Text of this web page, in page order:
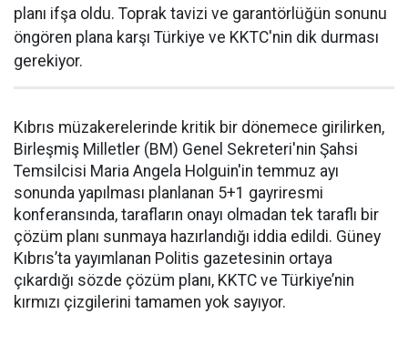
planı ifşa oldu. Toprak tavizi ve garantörlüğün sonunu
öngören plana karşı Türkiye ve KKTC'nin dik durması
gerekiyor.
Kıbrıs müzakerelerinde kritik bir dönemece girilirken,
Birleşmiş Milletler (BM) Genel Sekreteri'nin Şahsi
Temsilcisi Maria Angela Holguin'in temmuz ayı
sonunda yapılması planlanan 5+1 gayriresmi
konferansında, tarafların onayı olmadan tek taraflı bir
çözüm planı sunmaya hazırlandığı iddia edildi. Güney
Kıbrıs’ta yayımlanan Politis gazetesinin ortaya
çıkardığı sözde çözüm planı, KKTC ve Türkiye’nin
kırmızı çizgilerini tamamen yok sayıyor.